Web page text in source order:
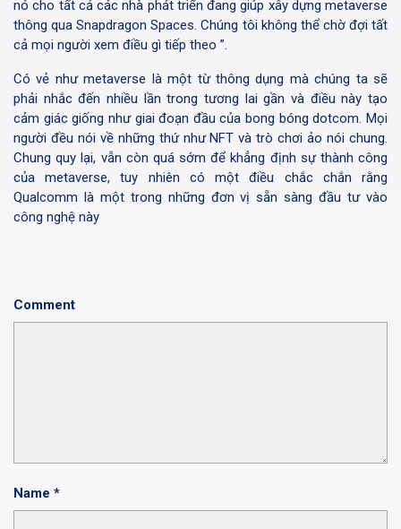
nó cho tất cả các nhà phát triển đang giúp xây dựng metaverse
thông qua Snapdragon Spaces. Chúng tôi không thể chờ đợi tất
cả mọi người xem điều gì tiếp theo ”.
Có vẻ như metaverse là một từ thông dụng mà chúng ta sẽ
phải nhắc đến nhiều lần trong tương lai gần và điều này tạo
cảm giác giống như giai đoạn đầu của bong bóng dotcom. Mọi
người đều nói về những thứ như NFT và trò chơi ảo nói chung.
Chung quy lại, vẫn còn quá sớm để khẳng định sự thành công
của metaverse, tuy nhiên có một điều chắc chắn rằng
Qualcomm là một trong những đơn vị sẵn sàng đầu tư vào
công nghệ này
Comment
Name *